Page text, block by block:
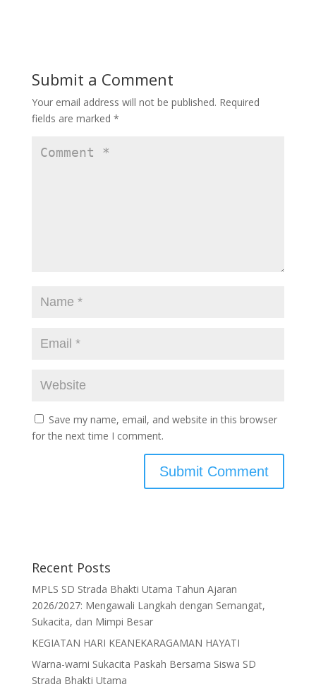
o
o
k
o
n
Submit a Comment
Your email address will not be published. Required
fields are marked *
Save my name, email, and website in this browser
for the next time I comment.
Recent Posts
MPLS SD Strada Bhakti Utama Tahun Ajaran
2026/2027: Mengawali Langkah dengan Semangat,
Sukacita, dan Mimpi Besar
KEGIATAN HARI KEANEKARAGAMAN HAYATI
Warna-warni Sukacita Paskah Bersama Siswa SD
Strada Bhakti Utama